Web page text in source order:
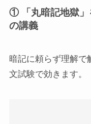
① 「丸暗記地獄」
の講義
暗記に頼らず理解で
文試験で効きます。